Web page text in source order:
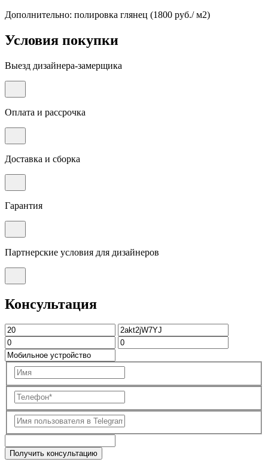
Дополнительно: полировка глянец (1800 руб./ м2)
Условия покупки
Выезд дизайнера-замерщика
Оплата и рассрочка
Доставка и сборка
Гарантия
Партнерские условия для дизайнеров
Консультация
Получить консультацию